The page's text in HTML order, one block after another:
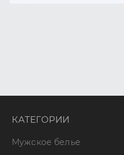
КАТЕГОРИИ
Мужское белье